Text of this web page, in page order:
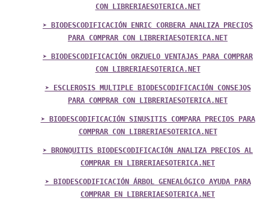
CON LIBRERIAESOTERICA.NET
➤ BIODESCODIFICACIÓN ENRIC CORBERA ANALIZA PRECIOS
PARA COMPRAR CON LIBRERIAESOTERICA.NET
➤ BIODESCODIFICACIÓN ORZUELO VENTAJAS PARA COMPRAR
CON LIBRERIAESOTERICA.NET
➤ ESCLEROSIS MULTIPLE BIODESCODIFICACIÓN CONSEJOS
PARA COMPRAR CON LIBRERIAESOTERICA.NET
➤ BIODESCODIFICACIÓN SINUSITIS COMPARA PRECIOS PARA
COMPRAR CON LIBRERIAESOTERICA.NET
➤ BRONQUITIS BIODESCODIFICACIÓN ANALIZA PRECIOS AL
COMPRAR EN LIBRERIAESOTERICA.NET
➤ BIODESCODIFICACIÓN ÁRBOL GENEALÓGICO AYUDA PARA
COMPRAR EN LIBRERIAESOTERICA.NET